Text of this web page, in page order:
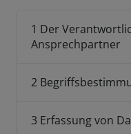
1 Der
Ansprechpartner
2
3 Erfassung von